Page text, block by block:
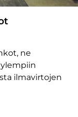
ne
ilmavirtojen